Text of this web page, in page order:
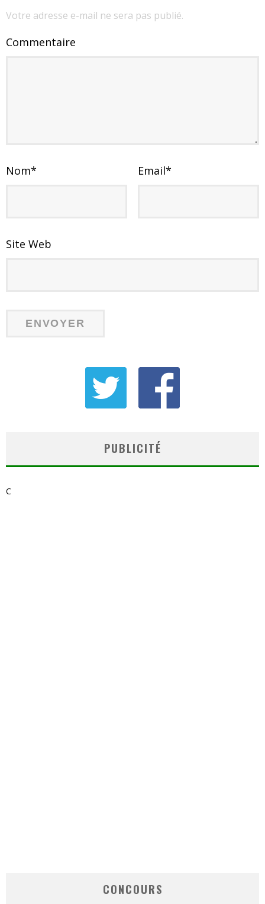
Votre adresse e-mail ne sera pas publié.
Commentaire
Nom* Email*
Site Web
PUBLICITÉ
C
CONCOURS